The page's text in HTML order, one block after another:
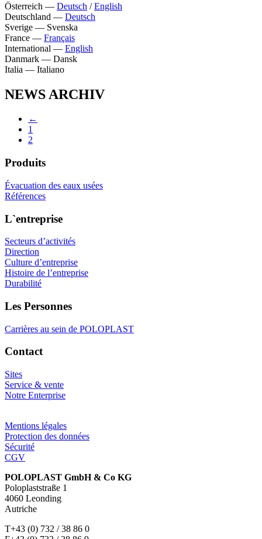
Österreich — Deutsch /English
Deutschland — Deutsch
Sverige — Svenska
France — Français
International — English
Danmark — Dansk
Italia — Italiano
NEWS ARCHIV
←
1
2
Produits
Évacuation des eaux usées
Références
L`entreprise
Secteurs d’activités
Direction
Culture d’entreprise
Histoire de l’entreprise
Durabilité
Les Personnes
Carrières au sein de POLOPLAST
Contact
Sites
Service & vente
Notre Enterprise
Mentions légales
Protection des données
Sécurité
CGV
POLOPLAST GmbH & Co KG
Poloplaststraße 1
4060 Leonding
Autriche
T+43 (0) 732 / 38 86 0